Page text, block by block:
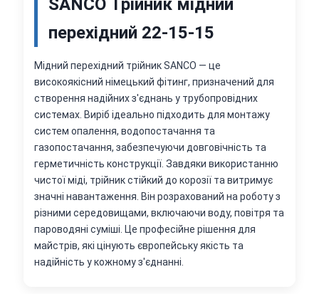
SANCO Трійник мідний
перехідний 22-15-15
Мідний перехідний трійник SANCO — це
високоякісний німецький фітинг, призначений для
створення надійних з'єднань у трубопровідних
системах. Виріб ідеально підходить для монтажу
систем опалення, водопостачання та
газопостачання, забезпечуючи довговічність та
герметичність конструкції. Завдяки використанню
чистої міді, трійник стійкий до корозії та витримує
значні навантаження. Він розрахований на роботу з
різними середовищами, включаючи воду, повітря та
пароводяні суміші. Це професійне рішення для
майстрів, які цінують європейську якість та
надійність у кожному з'єднанні.